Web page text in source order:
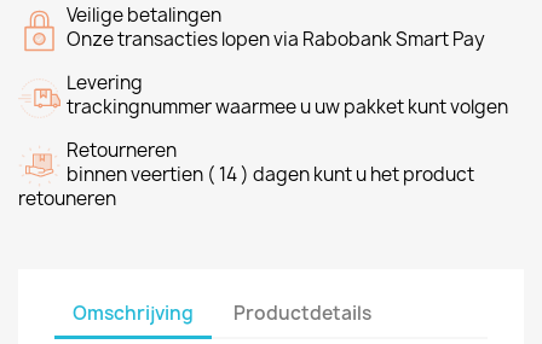
Veilige betalingen
Onze transacties lopen via Rabobank Smart Pay
Levering
trackingnummer waarmee u uw pakket kunt volgen
Retourneren
binnen veertien ( 14 ) dagen kunt u het product
retouneren
Omschrijving Productdetails